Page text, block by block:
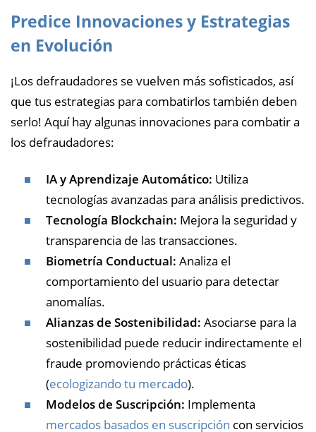
Predice Innovaciones y Estrategias
en Evolución
¡Los defraudadores se vuelven más sofisticados, así
que tus estrategias para combatirlos también deben
serlo! Aquí hay algunas innovaciones para combatir a
los defraudadores:
IA y Aprendizaje Automático: Utiliza
tecnologías avanzadas para análisis predictivos.
Tecnología Blockchain: Mejora la seguridad y
transparencia de las transacciones.
Biometría Conductual: Analiza el
comportamiento del usuario para detectar
anomalías.
Alianzas de Sostenibilidad: Asociarse para la
sostenibilidad puede reducir indirectamente el
fraude promoviendo prácticas éticas
(ecologizando tu mercado).
Modelos de Suscripción: Implementa
mercados basados en suscripción con servicios